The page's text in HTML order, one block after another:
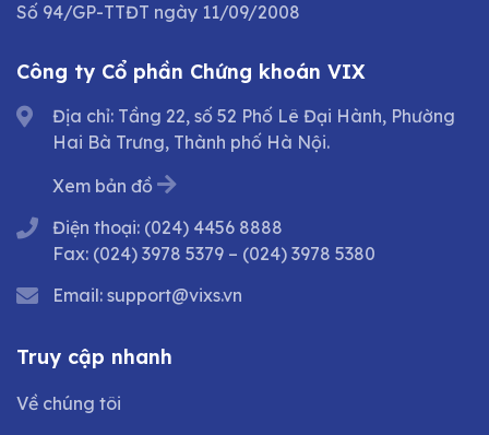
Số 94/GP-TTĐT ngày 11/09/2008
Công ty Cổ phần Chứng khoán VIX
Địa chỉ: Tầng 22, số 52 Phố Lê Đại Hành, Phường
Hai Bà Trưng, Thành phố Hà Nội.
Xem bản đồ
Điện thoại: (024) 4456 8888
Fax: (024) 3978 5379 – (024) 3978 5380
Email: support@vixs.vn
Truy cập nhanh
Về chúng tôi